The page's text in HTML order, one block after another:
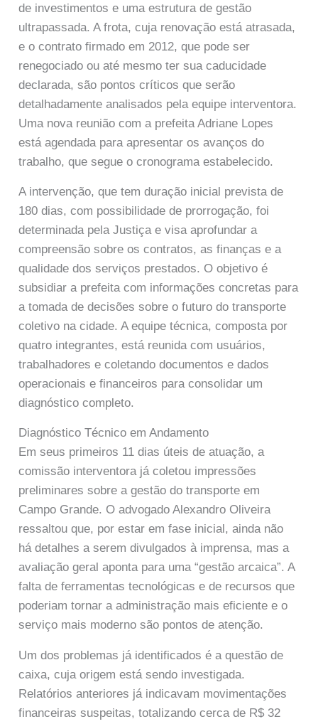
de investimentos e uma estrutura de gestão
ultrapassada. A frota, cuja renovação está atrasada,
e o contrato firmado em 2012, que pode ser
renegociado ou até mesmo ter sua caducidade
declarada, são pontos críticos que serão
detalhadamente analisados pela equipe interventora.
Uma nova reunião com a prefeita Adriane Lopes
está agendada para apresentar os avanços do
trabalho, que segue o cronograma estabelecido.
A intervenção, que tem duração inicial prevista de
180 dias, com possibilidade de prorrogação, foi
determinada pela Justiça e visa aprofundar a
compreensão sobre os contratos, as finanças e a
qualidade dos serviços prestados. O objetivo é
subsidiar a prefeita com informações concretas para
a tomada de decisões sobre o futuro do transporte
coletivo na cidade. A equipe técnica, composta por
quatro integrantes, está reunida com usuários,
trabalhadores e coletando documentos e dados
operacionais e financeiros para consolidar um
diagnóstico completo.
Diagnóstico Técnico em Andamento
Em seus primeiros 11 dias úteis de atuação, a
comissão interventora já coletou impressões
preliminares sobre a gestão do transporte em
Campo Grande. O advogado Alexandro Oliveira
ressaltou que, por estar em fase inicial, ainda não
há detalhes a serem divulgados à imprensa, mas a
avaliação geral aponta para uma “gestão arcaica”. A
falta de ferramentas tecnológicas e de recursos que
poderiam tornar a administração mais eficiente e o
serviço mais moderno são pontos de atenção.
Um dos problemas já identificados é a questão de
caixa, cuja origem está sendo investigada.
Relatórios anteriores já indicavam movimentações
financeiras suspeitas, totalizando cerca de R$ 32